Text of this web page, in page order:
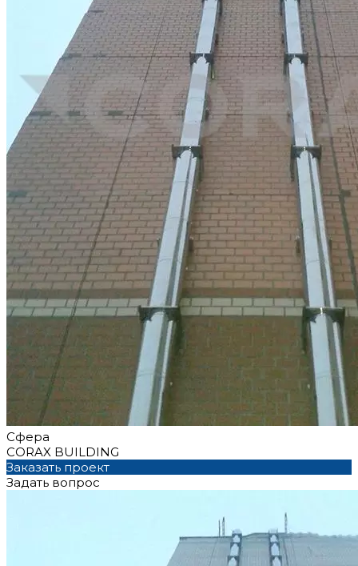
Сфера
СORAX BUILDING
Заказать проект
Задать вопрос